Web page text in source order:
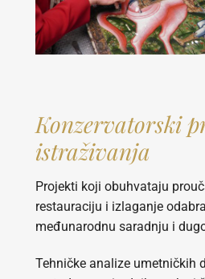
Konzervatorski
istraživanja
Projekti koji obuhvataju
restauraciju i izlaganje
međunarodnu saradnju i
Tehničke analize umetničkih